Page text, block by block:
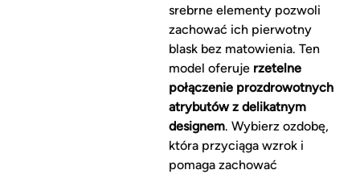
srebrne elementy pozwoli
zachować ich pierwotny
blask bez matowienia. Ten
model oferuje rzetelne
połączenie prozdrowotnych
atrybutów z delikatnym
designem. Wybierz ozdobę,
która przyciąga wzrok i
pomaga zachować